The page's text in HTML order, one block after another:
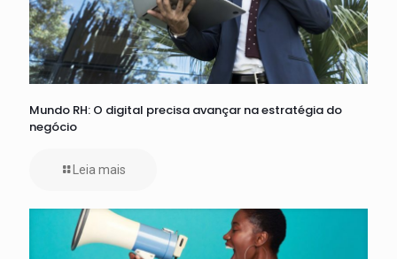
Mundo RH: O digital precisa avançar na estratégia do
negócio
Leia mais